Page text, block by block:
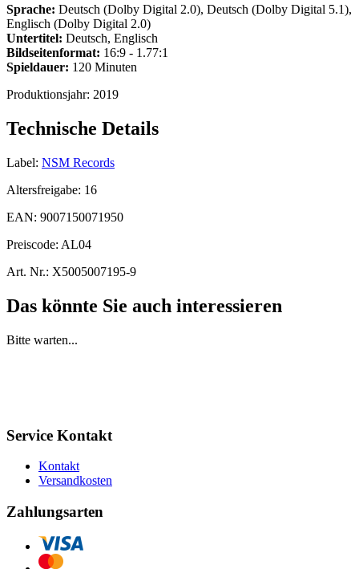
Sprache: Deutsch (Dolby Digital 2.0), Deutsch (Dolby Digital 5.1),
Englisch (Dolby Digital 2.0)
Untertitel: Deutsch, Englisch
Bildseitenformat: 16:9 - 1.77:1
Spieldauer: 120 Minuten
Produktionsjahr: 2019
Technische Details
Label: NSM Records
Altersfreigabe: 16
EAN: 9007150071950
Preiscode: AL04
Art. Nr.: X5005007195-9
Das könnte Sie auch interessieren
Bitte warten...
Service Kontakt
Kontakt
Versandkosten
Zahlungsarten